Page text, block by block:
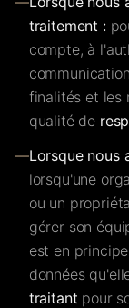
traitement :
compte, à
finalités et les
qualité de
—Lorsque nous
lorsqu'une
ou un
gérer son
est en
données
traitant pour